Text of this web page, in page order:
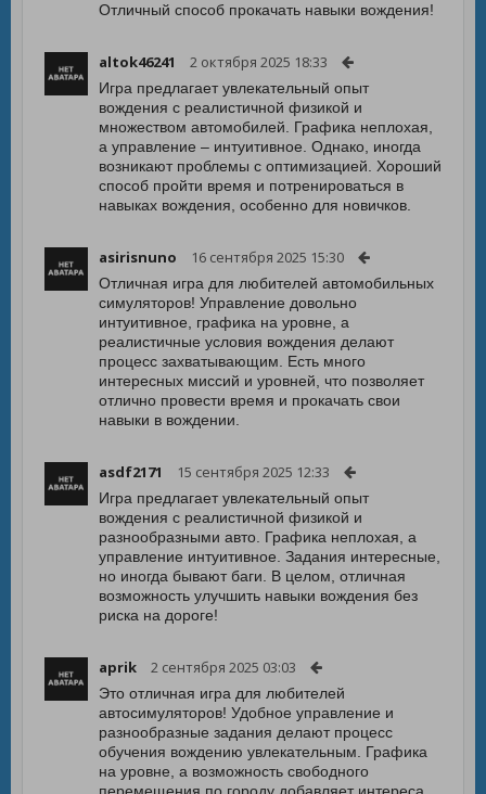
Отличный способ прокачать навыки вождения!
altok46241 2 октября 2025 18:33
Игра предлагает увлекательный опыт
вождения с реалистичной физикой и
множеством автомобилей. Графика неплохая,
а управление – интуитивное. Однако, иногда
возникают проблемы с оптимизацией. Хороший
способ пройти время и потренироваться в
навыках вождения, особенно для новичков.
asirisnuno 16 сентября 2025 15:30
Отличная игра для любителей автомобильных
симуляторов! Управление довольно
интуитивное, графика на уровне, а
реалистичные условия вождения делают
процесс захватывающим. Есть много
интересных миссий и уровней, что позволяет
отлично провести время и прокачать свои
навыки в вождении.
asdf2171 15 сентября 2025 12:33
Игра предлагает увлекательный опыт
вождения с реалистичной физикой и
разнообразными авто. Графика неплохая, а
управление интуитивное. Задания интересные,
но иногда бывают баги. В целом, отличная
возможность улучшить навыки вождения без
риска на дороге!
aprik 2 сентября 2025 03:03
Это отличная игра для любителей
автосимуляторов! Удобное управление и
разнообразные задания делают процесс
обучения вождению увлекательным. Графика
на уровне, а возможность свободного